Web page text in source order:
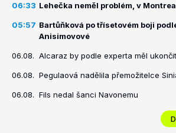
06:33 Lehečka neměl problém, v
05:57 Bartůňková po třísetovém boji
Anisimovové
06.08. Alcaraz by podle experta měl
06.08. Pegulaová nadělila přemožitelce
06.08. Fils nedal šanci Navonemu